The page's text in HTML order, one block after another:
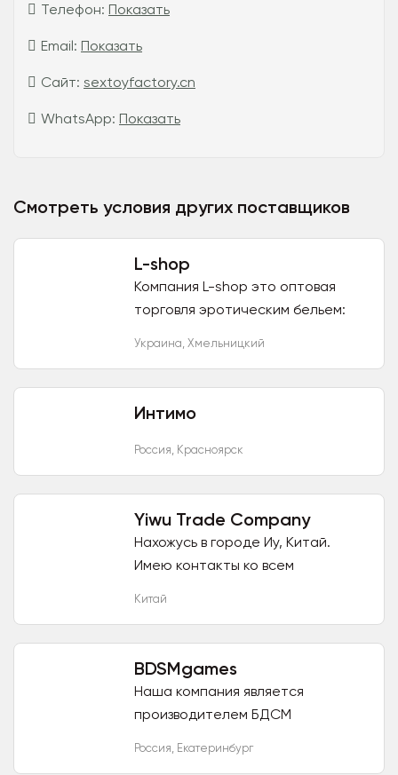
Телефон: Показать
Email: Показать
Сайт: sextoyfactory.cn
WhatsApp: Показать
Смотреть условия других поставщиков
L-shop
Компания L-shop это оптовая
торговля эротическим бельем:
Бодистокинг, Эротическое белье,
Украина, Хмельницкий
Интимо
Россия, Красноярск
Yiwu Trade Company
Нахожусь в городе Иу, Китай.
Имею контакты ко всем
Китай
BDSMgames
Наша компания является
производителем БДСМ
материалов ручной работы.
Россия, Екатеринбург